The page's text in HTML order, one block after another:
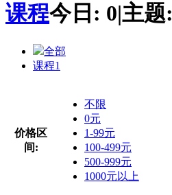
课程今日: 0|主题:
全部
课程1
价格区
间:
不限
0元
1-99元
100-499元
500-999元
1000元以上